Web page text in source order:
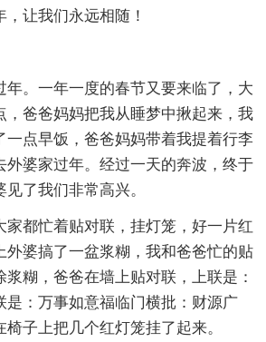
让我们永远相随！
年。一年一度的春节又要来临了，大
，爸爸妈妈把我从睡梦中揪起来，我
一点早饭，爸爸妈妈带着我提着行李
外婆家过年。经过一天的奔波，终于
了我们非常高兴。
家都忙着贴对联，挂灯笼，好一片红
外婆搞了一盆浆糊，我和爸爸忙的贴
糊，爸爸在墙上贴对联，上联是：
是：万事如意福临门横批：财源广
子上把几个红灯笼挂了起来。